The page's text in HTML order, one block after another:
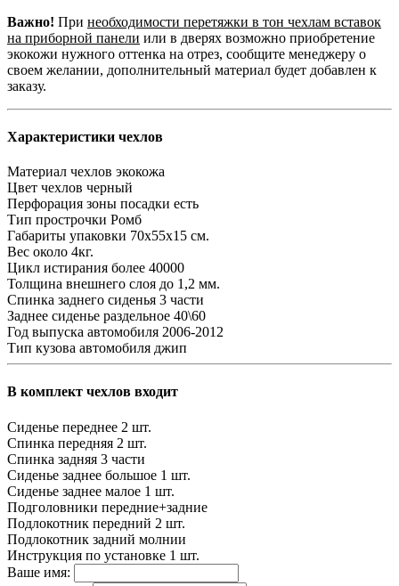
Важно! При необходимости перетяжки в тон чехлам вставок
на приборной панели или в дверях возможно приобретение
экокожи нужного оттенка на отрез, сообщите менеджеру о
своем желании, дополнительный материал будет добавлен к
заказу.
Характеристики чехлов
Материал чехлов экокожа
Цвет чехлов черный
Перфорация зоны посадки есть
Тип прострочки Ромб
Габариты упаковки 70х55х15 см.
Вес около 4кг.
Цикл истирания более 40000
Толщина внешнего слоя до 1,2 мм.
Спинка заднего сиденья 3 части
Заднее сиденье раздельное 40\60
Год выпуска автомобиля 2006-2012
Тип кузова автомобиля джип
В комплект чехлов входит
Сиденье переднее 2 шт.
Спинка передняя 2 шт.
Спинка задняя 3 части
Сиденье заднее большое 1 шт.
Сиденье заднее малое 1 шт.
Подголовники передние+задние
Подлокотник передний 2 шт.
Подлокотник задний молнии
Инструкция по установке 1 шт.
Ваше имя: